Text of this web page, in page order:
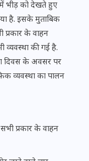
भीड़ को देखते हुए
है. इसके मुताबिक
प्रकार के वाहन
व्यवस्था की गई है.
दिवस के अवसर पर
व्यवस्था का पालन
प्रकार के वाहन